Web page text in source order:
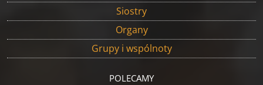
Siostry
Organy
Grupy i wspólnoty
POLECAMY